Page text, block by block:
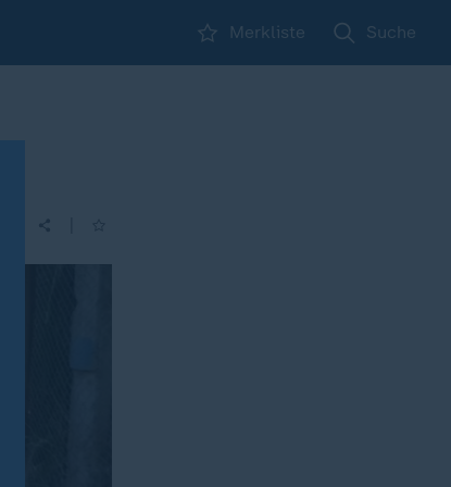
Merkliste Suche